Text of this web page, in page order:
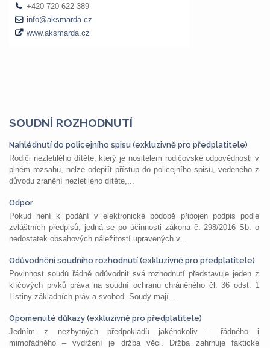
SOUDNÍ ROZHODNUTÍ
Nahlédnutí do policejního spisu (exkluzivně pro předplatitele)
Rodiči nezletilého dítěte, který je nositelem rodičovské odpovědnosti v
plném rozsahu, nelze odepřít přístup do policejního spisu, vedeného z
důvodu zranění nezletilého dítěte,...
Odpor
Pokud není k podání v elektronické podobě připojen podpis podle
zvláštních předpisů, jedná se po účinnosti zákona č. 298/2016 Sb. o
nedostatek obsahových náležitostí upravených v...
Odůvodnění soudního rozhodnutí (exkluzivně pro předplatitele)
Povinnost soudů řádně odůvodnit svá rozhodnutí představuje jeden z
klíčových prvků práva na soudní ochranu chráněného čl. 36 odst. 1
Listiny základních práv a svobod. Soudy mají...
Opomenuté důkazy (exkluzivně pro předplatitele)
Jedním z nezbytných předpokladů jakéhokoliv – řádného i
mimořádného – vydržení je držba věci. Držba zahrnuje faktické